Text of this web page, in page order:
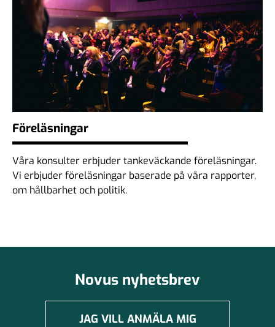
Föreläsningar
Våra konsulter erbjuder tankeväckande föreläsningar.
Vi erbjuder föreläsningar baserade på våra rapporter,
om hållbarhet och politik.
Novus nyhetsbrev
JAG VILL ANMÄLA MIG